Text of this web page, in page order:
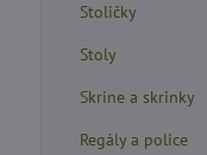
Stoličky
Stoly
Skrine a skrinky
Regály a police